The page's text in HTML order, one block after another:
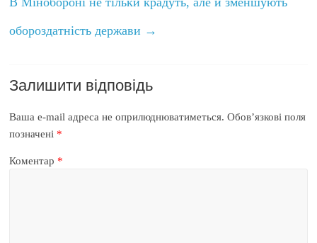
обороздатність держави →
Залишити відповідь
Ваша e-mail адреса не оприлюднюватиметься. Обов’язкові поля
позначені *
Коментар *